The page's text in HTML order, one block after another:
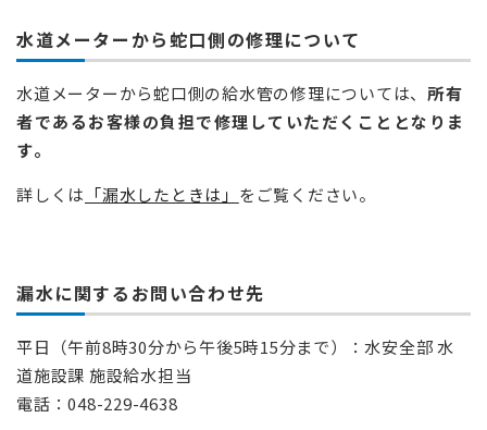
水道メーターから蛇口側の修理について
水道メーターから蛇口側の給水管の修理については、 所有
者であるお客様の負担で修理していただくこととなりま
す。
詳しくは 「漏水したときは」 をご覧ください。​
漏水に関するお問い合わせ先
平日（午前8時30分から午後5時15分まで）：水安全部 水
道施設課 施設給水担当
電話：048-229-4638